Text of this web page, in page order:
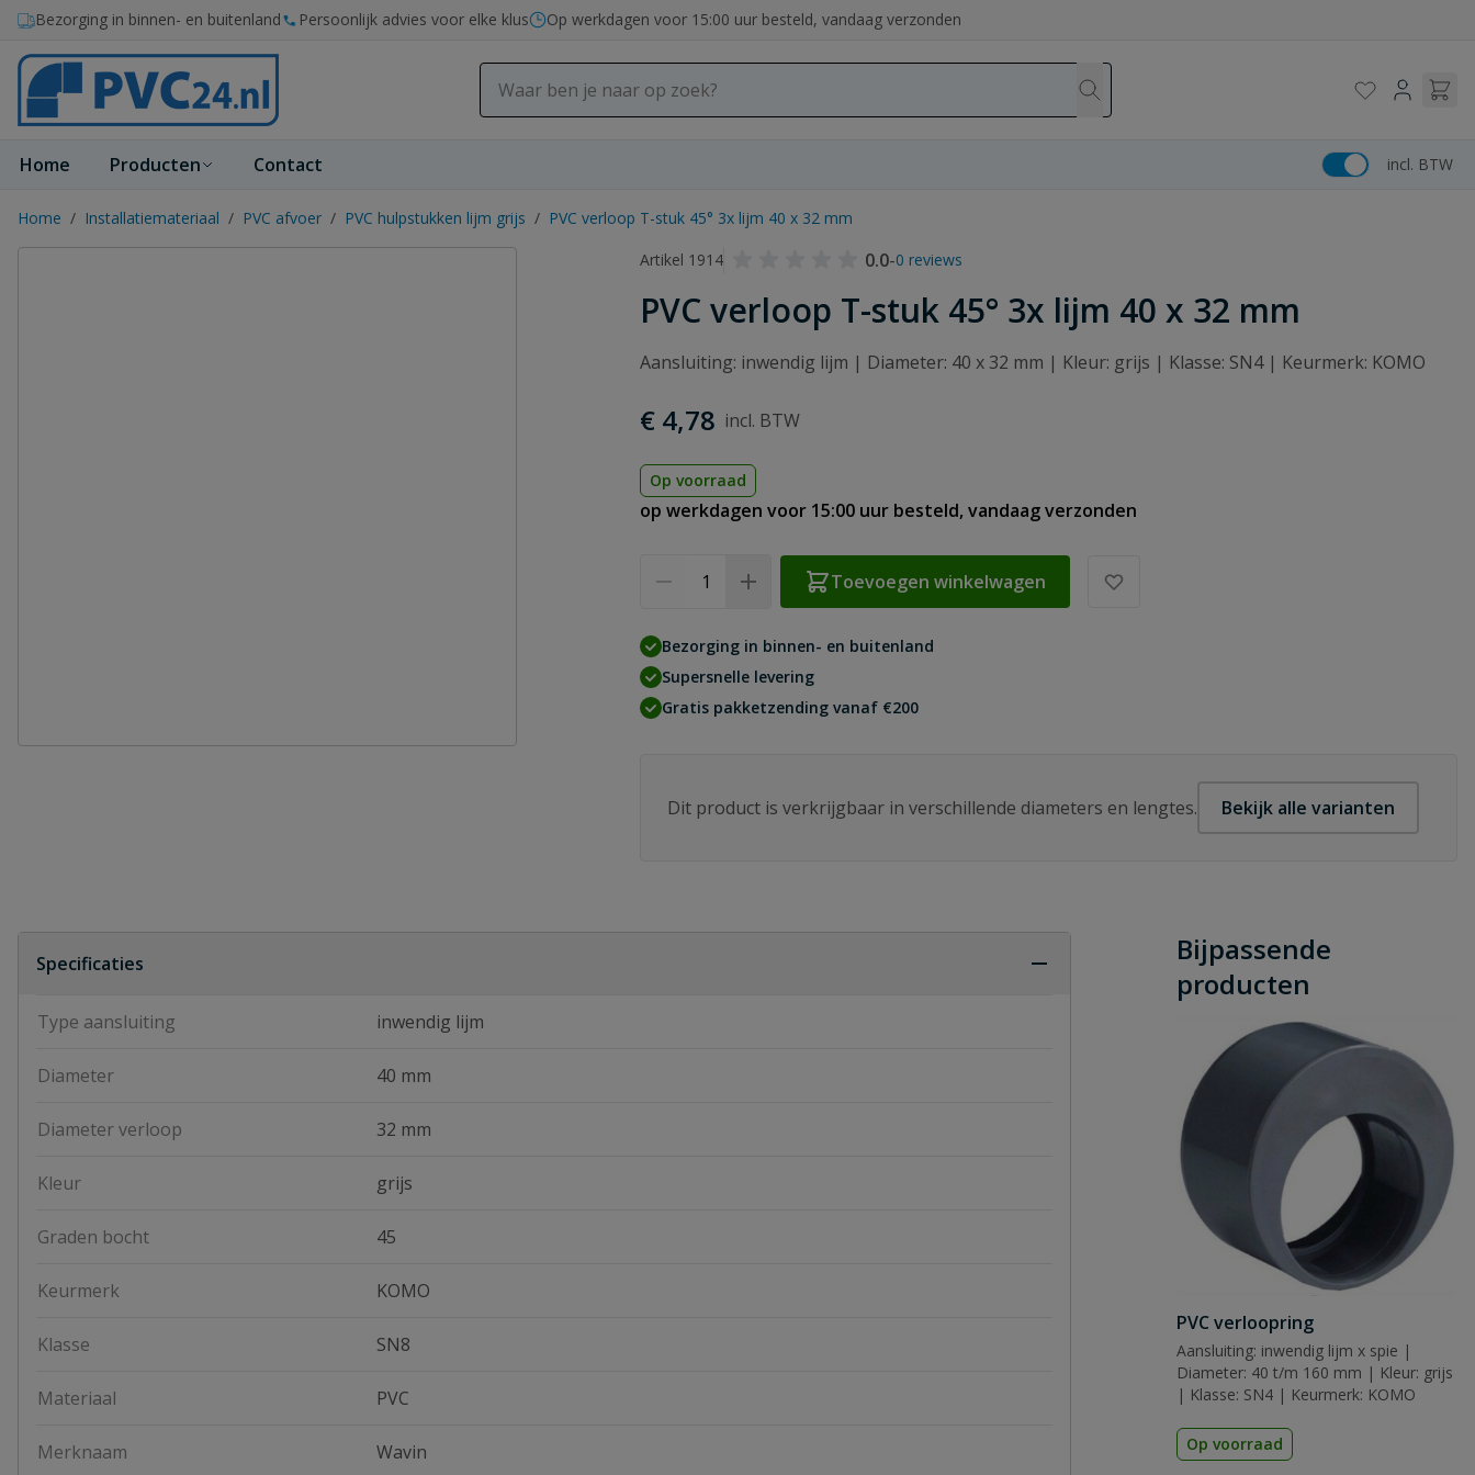
Ga naar de inhoud
Bezorging in binnen- en buitenland Persoonlijk advies voor elke klus Op werkdagen voor 15:00 uur besteld, vandaag verzonden
Home Producten Contact incl. BTW
Home / Installatiemateriaal / PVC afvoer / PVC hulpstukken lijm grijs / PVC verloop T-stuk 45° 3x lijm 40 x 32 mm
Artikel 1914
0.0-0 reviews
PVC verloop T-stuk 45° 3x lijm 40 x 32 mm
Aansluiting: inwendig lijm | Diameter: 40 x 32 mm | Kleur: grijs | Klasse: SN4 | Keurmerk: KOMO
€ 4,78
Op voorraad
op werkdagen voor 15:00 uur besteld, vandaag verzonden
Toevoegen winkelwagen
Bezorging in binnen- en buitenland
Supersnelle levering
Gratis pakketzending vanaf €200
Dit product is verkrijgbaar in verschillende diameters en lengtes. Bekijk alle varianten
Specificaties
Type aansluiting inwendig lijm
Diameter 40 mm
Diameter verloop 32 mm
Kleur grijs
Graden bocht 45
Keurmerk KOMO
Klasse SN8
Materiaal PVC
Merknaam Wavin
Bijpassende
producten
PVC verloopring
Aansluiting: inwendig lijm x spie |
Diameter: 40 t/m 160 mm | Kleur: grijs
| Klasse: SN4 | Keurmerk: KOMO
Op voorraad